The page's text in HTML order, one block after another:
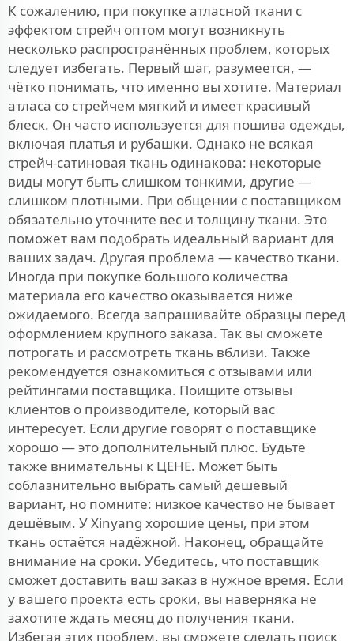
К сожалению, при покупке атласной ткани с
эффектом стрейч оптом могут возникнуть
несколько распространённых проблем, которых
следует избегать. Первый шаг, разумеется, —
чётко понимать, что именно вы хотите. Материал
атласа со стрейчем мягкий и имеет красивый
блеск. Он часто используется для пошива одежды,
включая платья и рубашки. Однако не всякая
стрейч-сатиновая ткань одинакова: некоторые
виды могут быть слишком тонкими, другие —
слишком плотными. При общении с поставщиком
обязательно уточните вес и толщину ткани. Это
поможет вам подобрать идеальный вариант для
ваших задач. Другая проблема — качество ткани.
Иногда при покупке большого количества
материала его качество оказывается ниже
ожидаемого. Всегда запрашивайте образцы перед
оформлением крупного заказа. Так вы сможете
потрогать и рассмотреть ткань вблизи. Также
рекомендуется ознакомиться с отзывами или
рейтингами поставщика. Поищите отзывы
клиентов о производителе, который вас
интересует. Если другие говорят о поставщике
хорошо — это дополнительный плюс. Будьте
также внимательны к ЦЕНЕ. Может быть
соблазнительно выбрать самый дешёвый
вариант, но помните: низкое качество не бывает
дешёвым. У Xinyang хорошие цены, при этом
ткань остаётся надёжной. Наконец, обращайте
внимание на сроки. Убедитесь, что поставщик
сможет доставить ваш заказ в нужное время. Если
у вашего проекта есть сроки, вы наверняка не
захотите ждать месяц до получения ткани.
Избегая этих проблем, вы сможете сделать поиск